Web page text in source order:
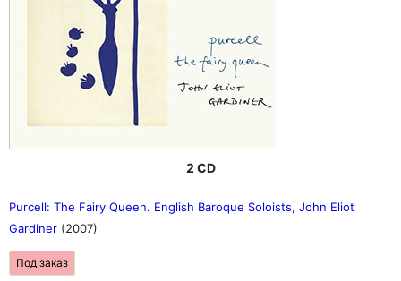
2 CD
Purcell: The Fairy Queen. English Baroque Soloists, John Eliot
Gardiner (2007)
Под заказ